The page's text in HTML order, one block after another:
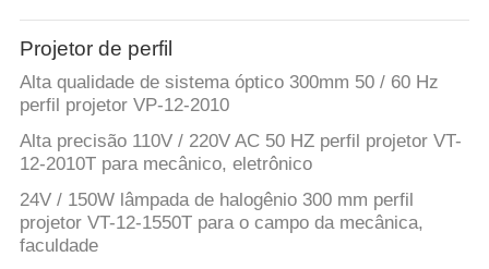
Projetor de perfil
Alta qualidade de sistema óptico 300mm 50 / 60 Hz
perfil projetor VP-12-2010
Alta precisão 110V / 220V AC 50 HZ perfil projetor VT-
12-2010T para mecânico, eletrônico
24V / 150W lâmpada de halogênio 300 mm perfil
projetor VT-12-1550T para o campo da mecânica,
faculdade